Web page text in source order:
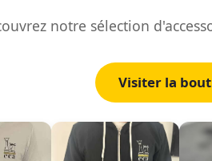
notre sélection
Visiter la